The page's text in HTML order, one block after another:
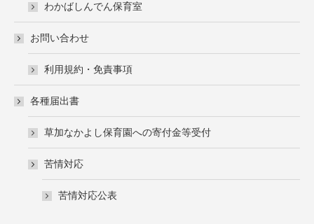
わかばしんでん保育室
お問い合わせ
利用規約・免責事項
各種届出書
草加なかよし保育園への寄付金等受付
苦情対応
苦情対応公表